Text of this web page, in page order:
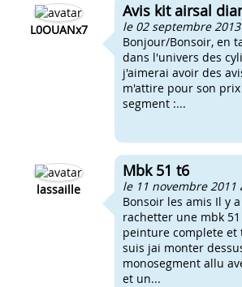
L0OUANx7
Avis kit airsal
le 02 septembre
Bonjour/Bonsoir, en
dans l'univers des
j'aimerai avoir des
m'attire pour son
segment :...
lassaille
Mbk 51 t6
le 11 novembre 2011
Bonsoir les amis Il y
rachetter une mbk
peinture complete et
suis jai monter
monosegment allu
et un...